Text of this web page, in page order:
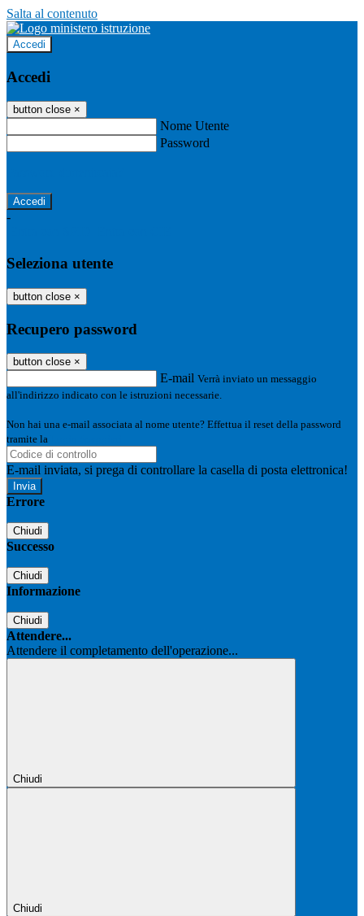
Salta al contenuto
Accedi
Accedi
button close ×
Nome Utente
Password
-
Seleziona utente
button close ×
Recupero password
button close ×
E-mail Verrà inviato un messaggio
all'indirizzo indicato con le istruzioni necessarie.
Non hai una e-mail associata al nome utente? Effettua il reset della password
tramite la
E-mail inviata, si prega di controllare la casella di posta elettronica!
Errore
Chiudi
Successo
Chiudi
Informazione
Chiudi
Attendere...
Attendere il completamento dell'operazione...
Chiudi
Chiudi